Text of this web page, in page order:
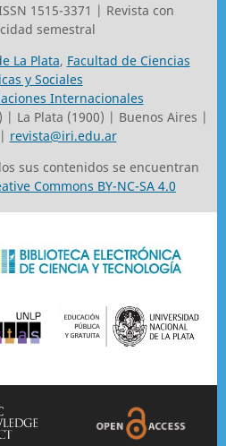
1515-3371 | Revista con
semestral
La Plata, Facultad de Ciencias
y Sociales
Internacionales
| La Plata (1900) | Buenos Aires |
revista@iri.edu.ar
sus contenidos se encuentran
Commons BY-NC-SA 4.0